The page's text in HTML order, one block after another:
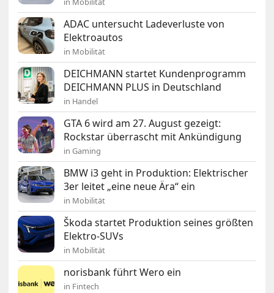
ADAC untersucht Ladeverluste von
Elektroautos
in Mobilität
DEICHMANN startet Kundenprogramm
DEICHMANN PLUS in Deutschland
in Handel
GTA 6 wird am 27. August gezeigt:
Rockstar überrascht mit Ankündigung
in Gaming
BMW i3 geht in Produktion: Elektrischer
3er leitet „eine neue Ära“ ein
in Mobilität
Škoda startet Produktion seines größten
Elektro-SUVs
in Mobilität
norisbank führt Wero ein
in Fintech